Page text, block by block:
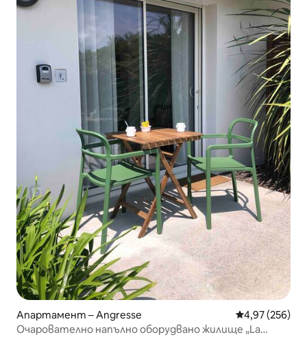
Апартамент – Angresse Средна
4,97 (256)
Очарователно напълно оборудвано жилище „La